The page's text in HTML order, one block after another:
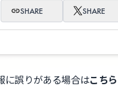
SHARE SHARE
に誤りがある場合はこちら